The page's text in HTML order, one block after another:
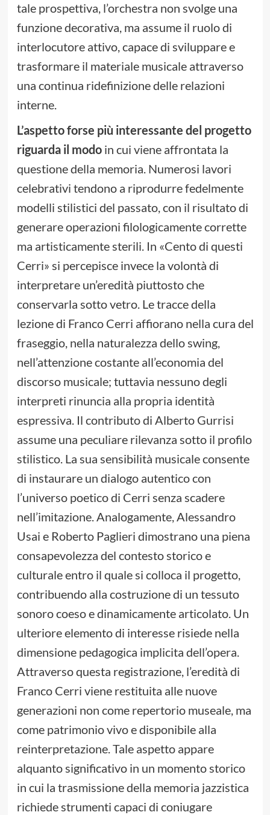
tale prospettiva, l’orchestra non svolge una
funzione decorativa, ma assume il ruolo di
interlocutore attivo, capace di sviluppare e
trasformare il materiale musicale attraverso
una continua ridefinizione delle relazioni
interne.
L’aspetto forse più interessante del progetto
riguarda il modoin cui viene affrontata la
questione della memoria. Numerosi lavori
celebrativi tendono a riprodurre fedelmente
modelli stilistici del passato, con il risultato di
generare operazioni filologicamente corrette
ma artisticamente sterili. In «Cento di questi
Cerri» si percepisce invece la volontà di
interpretare un’eredità piuttosto che
conservarla sotto vetro. Le tracce della
lezione di Franco Cerri affiorano nella cura del
fraseggio, nella naturalezza dello swing,
nell’attenzione costante all’economia del
discorso musicale; tuttavia nessuno degli
interpreti rinuncia alla propria identità
espressiva. Il contributo di Alberto Gurrisi
assume una peculiare rilevanza sotto il profilo
stilistico. La sua sensibilità musicale consente
di instaurare un dialogo autentico con
l’universo poetico di Cerri senza scadere
nell’imitazione. Analogamente, Alessandro
Usai e Roberto Paglieri dimostrano una piena
consapevolezza del contesto storico e
culturale entro il quale si colloca il progetto,
contribuendo alla costruzione di un tessuto
sonoro coeso e dinamicamente articolato. Un
ulteriore elemento di interesse risiede nella
dimensione pedagogica implicita dell’opera.
Attraverso questa registrazione, l’eredità di
Franco Cerri viene restituita alle nuove
generazioni non come repertorio museale, ma
come patrimonio vivo e disponibile alla
reinterpretazione. Tale aspetto appare
alquanto significativo in un momento storico
in cui la trasmissione della memoria jazzistica
richiede strumenti capaci di coniugare